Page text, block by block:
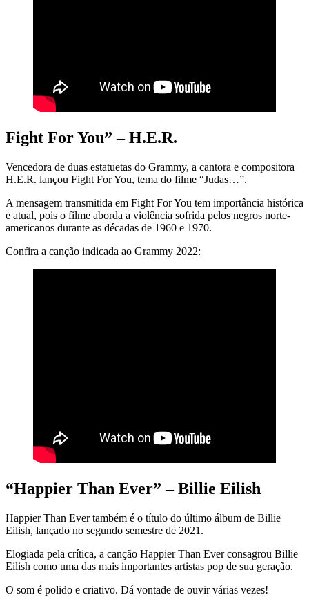
Fight For You” – H.E.R.
Vencedora de duas estatuetas do Grammy, a cantora e compositora
H.E.R. lançou Fight For You, tema do filme “Judas…”.
A mensagem transmitida em Fight For You tem importância histórica
e atual, pois o filme aborda a violência sofrida pelos negros norte-
americanos durante as décadas de 1960 e 1970.
Confira a canção indicada ao Grammy 2022:
“Happier Than Ever” – Billie Eilish
Happier Than Ever também é o título do último álbum de Billie
Eilish, lançado no segundo semestre de 2021.
Elogiada pela crítica, a canção Happier Than Ever consagrou Billie
Eilish como uma das mais importantes artistas pop de sua geração.
O som é polido e criativo. Dá vontade de ouvir várias vezes!